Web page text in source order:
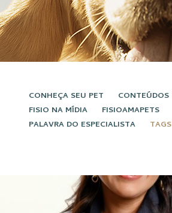
CONHEÇA SEU PET
CONTEÚDOS
FISIO NA MÍDIA
FISIOAMAPETS
PALAVRA DO ESPECIALISTA
TAGS